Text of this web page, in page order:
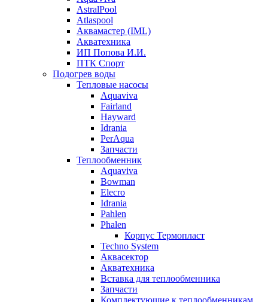
AstralPool
Atlaspool
Аквамастер (IML)
Акватехника
ИП Попова И.И.
ПТК Спорт
Подогрев воды
Тепловые насосы
Aquaviva
Fairland
Hayward
Idrania
PerAqua
Запчасти
Теплообменник
Aquaviva
Bowman
Elecro
Idrania
Pahlen
Phalen
Корпус Термопласт
Techno System
Аквасектор
Акватехника
Вставка для теплообменника
Запчасти
Комплектующие к теплообменникам